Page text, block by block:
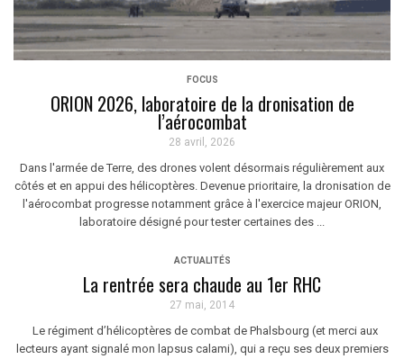
FOCUS
ORION 2026, laboratoire de la dronisation de
l’aérocombat
28 avril, 2026
Dans l'armée de Terre, des drones volent désormais régulièrement aux
côtés et en appui des hélicoptères. Devenue prioritaire, la dronisation de
l'aérocombat progresse notamment grâce à l'exercice majeur ORION,
laboratoire désigné pour tester certaines des ...
ACTUALITÉS
La rentrée sera chaude au 1er RHC
27 mai, 2014
Le régiment d’hélicoptères de combat de Phalsbourg (et merci aux
lecteurs ayant signalé mon lapsus calami), qui a reçu ses deux premiers